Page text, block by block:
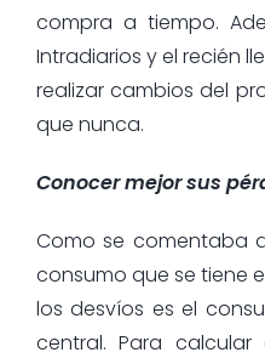
compra a tiempo.
Intradiarios y el recién
realizar cambios del
que nunca.
Conocer mejor sus
Como se comentaba
consumo que se tiene
los desvíos es el
central. Para